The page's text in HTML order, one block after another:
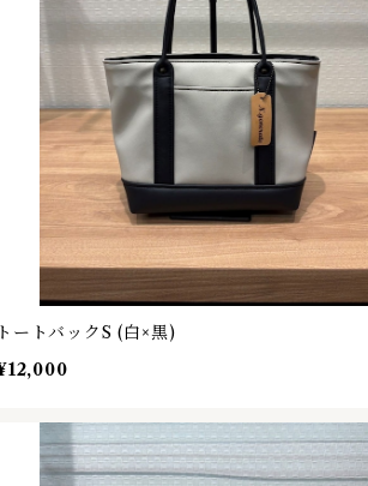
ートバックS (白×黒)